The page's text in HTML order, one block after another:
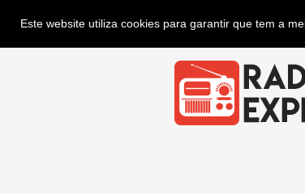
Este website utiliza cookies para garantir que tem a